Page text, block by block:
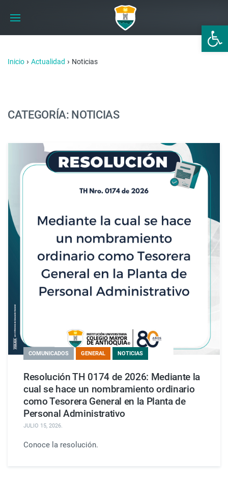
Abrir
Inicio › Actualidad › Noticias
CATEGORÍA: NOTICIAS
COMUNICADOS GENERAL NOTICIAS
Resolución TH 0174 de 2026: Mediante la
cual se hace un nombramiento ordinario
como Tesorera General en la Planta de
Personal Administrativo
JULIO 15, 2026.
Conoce la resolución.